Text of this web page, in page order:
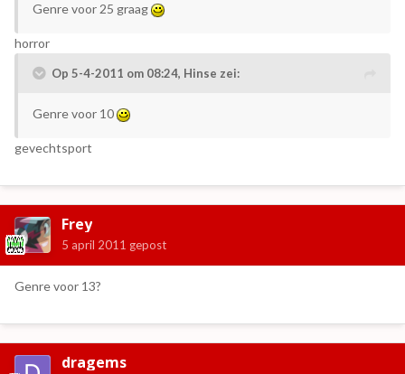
Genre voor 25 graag
horror
Op 5-4-2011 om 08:24, Hinse zei:
Genre voor 10
gevechtsport
Frey
5 april 2011 gepost
Genre voor 13?
dragems